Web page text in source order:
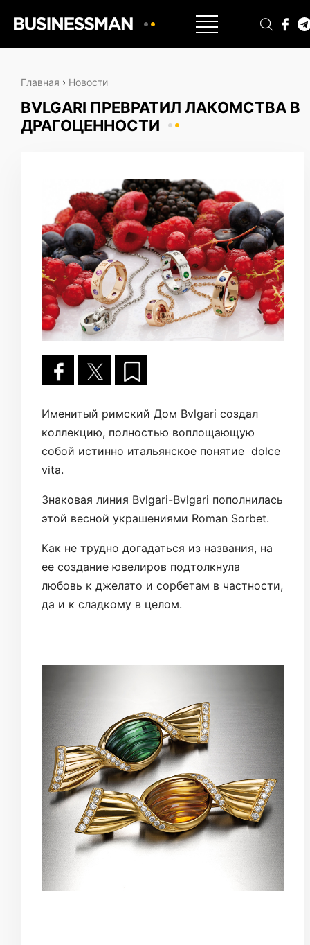
Главная › Новости
BVLGARI ПРЕВРАТИЛ ЛАКОМСТВА В
ДРАГОЦЕННОСТИ
Именитый римский Дом Bvlgari создал
коллекцию, полностью воплощающую
собой истинно итальянское понятие dolce
vita.
Знаковая линия Bvlgari-Bvlgari пополнилась
этой весной украшениями Roman Sorbet.
Как не трудно догадаться из названия, на
ее создание ювелиров подтолкнула
любовь к джелато и сорбетам в частности,
да и к сладкому в целом.